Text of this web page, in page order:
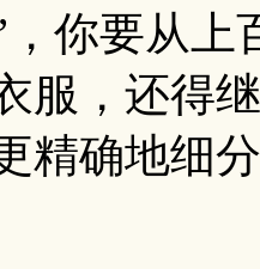
你要从上
服，还得
精确地细